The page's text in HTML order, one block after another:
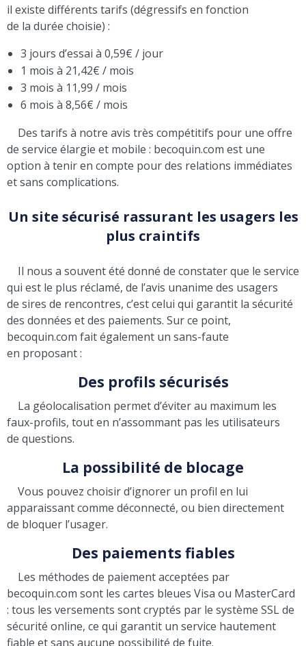
il existe différents tarifs (dégressifs en fonction
de la durée choisie) :
3 jours d’essai à 0,59€ / jour
1 mois à 21,42€ / mois
3 mois à 11,99 / mois
6 mois à 8,56€ / mois
Des tarifs à notre avis très compétitifs pour une offre
de service élargie et mobile : becoquin.com est une
option à tenir en compte pour des relations immédiates
et sans complications.
Un site sécurisé rassurant les usagers les
plus craintifs
Il nous a souvent été donné de constater que le service
qui est le plus réclamé, de l’avis unanime des usagers
de sires de rencontres, c’est celui qui garantit la sécurité
des données et des paiements. Sur ce point,
becoquin.com fait également un sans-faute
en proposant :
Des profils sécurisés
La géolocalisation permet d’éviter au maximum les
faux-profils, tout en n’assommant pas les utilisateurs
de questions.
La possibilité de blocage
Vous pouvez choisir d’ignorer un profil en lui
apparaissant comme déconnecté, ou bien directement
de bloquer l’usager.
Des paiements fiables
Les méthodes de paiement acceptées par
becoquin.com sont les cartes bleues Visa ou MasterCard
: tous les versements sont cryptés par le système SSL de
sécurité online, ce qui garantit un service hautement
fiable et sans aucune possibilité de fuite.